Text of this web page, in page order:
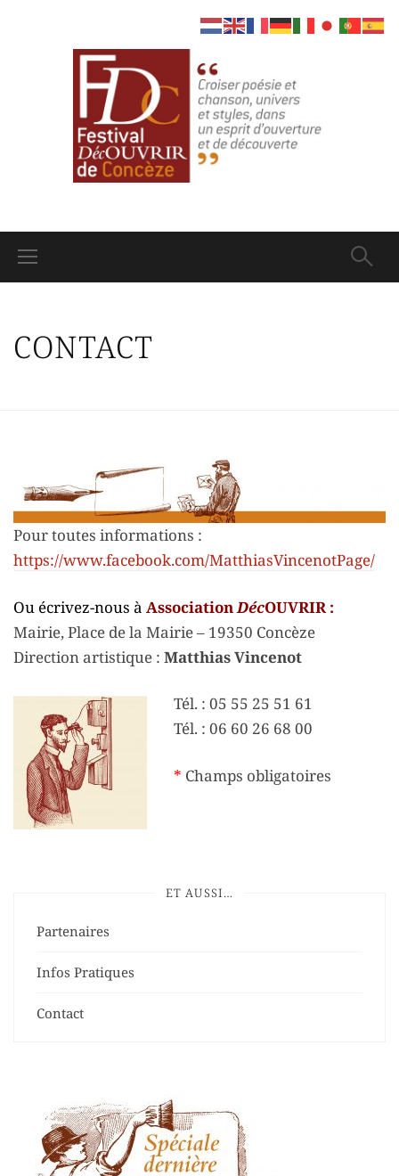
CONTACT
Pour toutes informations :
https://www.facebook.com/MatthiasVincenotPage/
Ou écrivez-nous à Association DécOUVRIR :
Mairie, Place de la Mairie – 19350 Concèze
Direction artistique : Matthias Vincenot
Tél. : 05 55 25 51 61
Tél. : 06 60 26 68 00
* Champs obligatoires
ET AUSSI…
Partenaires
Infos Pratiques
Contact